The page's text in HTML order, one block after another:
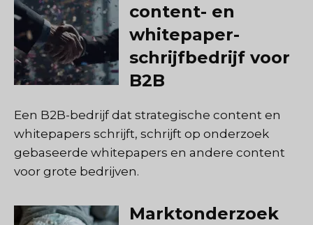
content- en
whitepaper-
schrijfbedrijf voor
B2B
Een B2B-bedrijf dat strategische content en
whitepapers schrijft, schrijft op onderzoek
gebaseerde whitepapers en andere content
voor grote bedrijven.
Marktonderzoek